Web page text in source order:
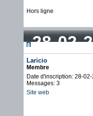
Hors ligne
28-02-
Laricio
Membre
Date d'inscription: 28-02-
Messages: 3
Site web